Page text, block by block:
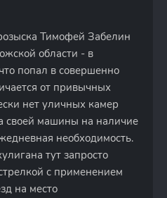
Тимофей Забелин
области - в
попал в совершенно
от привычных
нет уличных камер
своей машины на наличие
необходимость.
тут запросто
с применением
на место